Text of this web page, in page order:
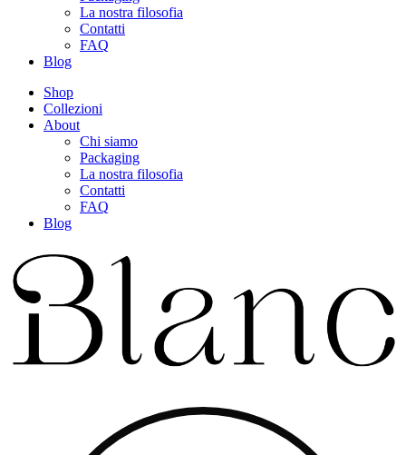
La nostra filosofia
Contatti
FAQ
Blog
Shop
Collezioni
About
Chi siamo
Packaging
La nostra filosofia
Contatti
FAQ
Blog